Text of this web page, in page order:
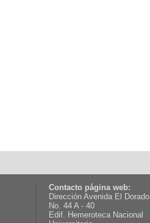
Contacto página web:
Dirección Avenida El Dorado
No. 44 A - 40
Edif. Hemeroteca Nacional